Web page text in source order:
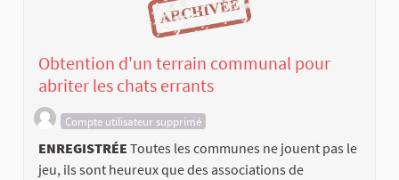
Obtention d'un terrain communal pour
abriter les chats errants
Compte utilisateur supprimé
ENREGISTRÉE Toutes les communes ne jouent pas le
jeu, ils sont heureux que des associations de